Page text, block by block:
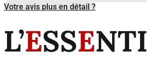
Votre avis plus en détail ?
L’ESSENTI